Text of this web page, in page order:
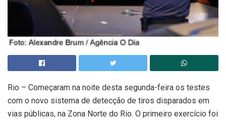
Rio – Começaram na noite desta segunda-feira os testes
com o novo sistema de detecção de tiros disparados em
vias públicas, na Zona Norte do Rio. O primeiro exercício foi